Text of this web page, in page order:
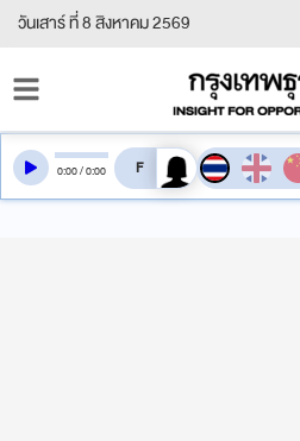
วันเสาร์ ที่ 8 สิงหาคม 2569
0:00/0:00 สลับเสียงอ่าน